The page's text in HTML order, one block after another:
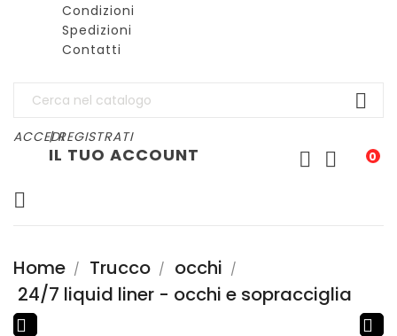
Condizioni
Spedizioni
Contatti

ACCEDI| REGISTRATI
0
IL TUO ACCOUNT 


Home Trucco
occhi
24/7 liquid liner - occhi e sopracciglia
 